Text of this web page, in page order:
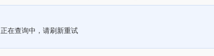
正在查询中，请刷新重试